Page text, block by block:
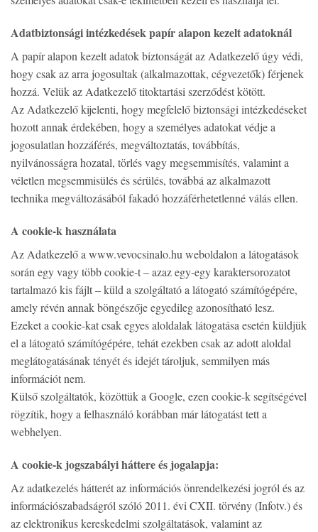
Adatbiztonsági intézkedések papír alapon kezelt adatoknál
A papír alapon kezelt adatok biztonságát az Adatkezelő úgy védi,
hogy csak az arra jogosultak (alkalmazottak, cégvezetők) férjenek
hozzá. Velük az Adatkezelő titoktartási szerződést kötött.
Az Adatkezelő kijelenti, hogy megfelelő biztonsági intézkedéseket
hozott annak érdekében, hogy a személyes adatokat védje a
jogosulatlan hozzáférés, megváltoztatás, továbbítás,
nyilvánosságra hozatal, törlés vagy megsemmisítés, valamint a
véletlen megsemmisülés és sérülés, továbbá az alkalmazott
technika megváltozásából fakadó hozzáférhetetlenné válás ellen.
A cookie-k használata
Az Adatkezelő a www.vevocsinalo.hu weboldalon a látogatások
során egy vagy több cookie-t – azaz egy-egy karaktersorozatot
tartalmazó kis fájlt – küld a szolgáltató a látogató számítógépére,
amely révén annak böngészője egyedileg azonosítható lesz.
Ezeket a cookie-kat csak egyes aloldalak látogatása esetén küldjük
el a látogató számítógépére, tehát ezekben csak az adott aloldal
meglátogatásának tényét és idejét tároljuk, semmilyen más
információt nem.
Külső szolgáltatók, közöttük a Google, ezen cookie-k segítségével
rögzítik, hogy a felhasználó korábban már látogatást tett a
webhelyen.
A cookie-k jogszabályi háttere és jogalapja:
Az adatkezelés hátterét az információs önrendelkezési jogról és az
információszabadságról szóló 2011. évi CXII. törvény (Infotv.) és
az elektronikus kereskedelmi szolgáltatások, valamint az